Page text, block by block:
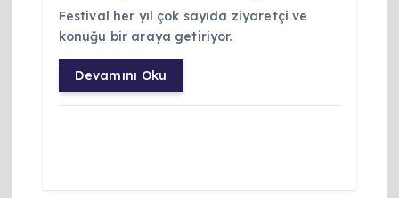
Festival her yıl çok sayıda ziyaretçi ve
konuğu bir araya getiriyor.
Devamını Oku